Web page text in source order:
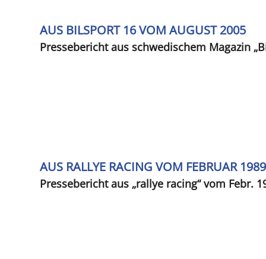
AUS BILSPORT 16 VOM AUGUST 2005
Pressebericht aus schwedischem Magazin
AUS RALLYE RACING VOM FEBRUAR 1989
Pressebericht aus „rallye racing“ vom Febr.